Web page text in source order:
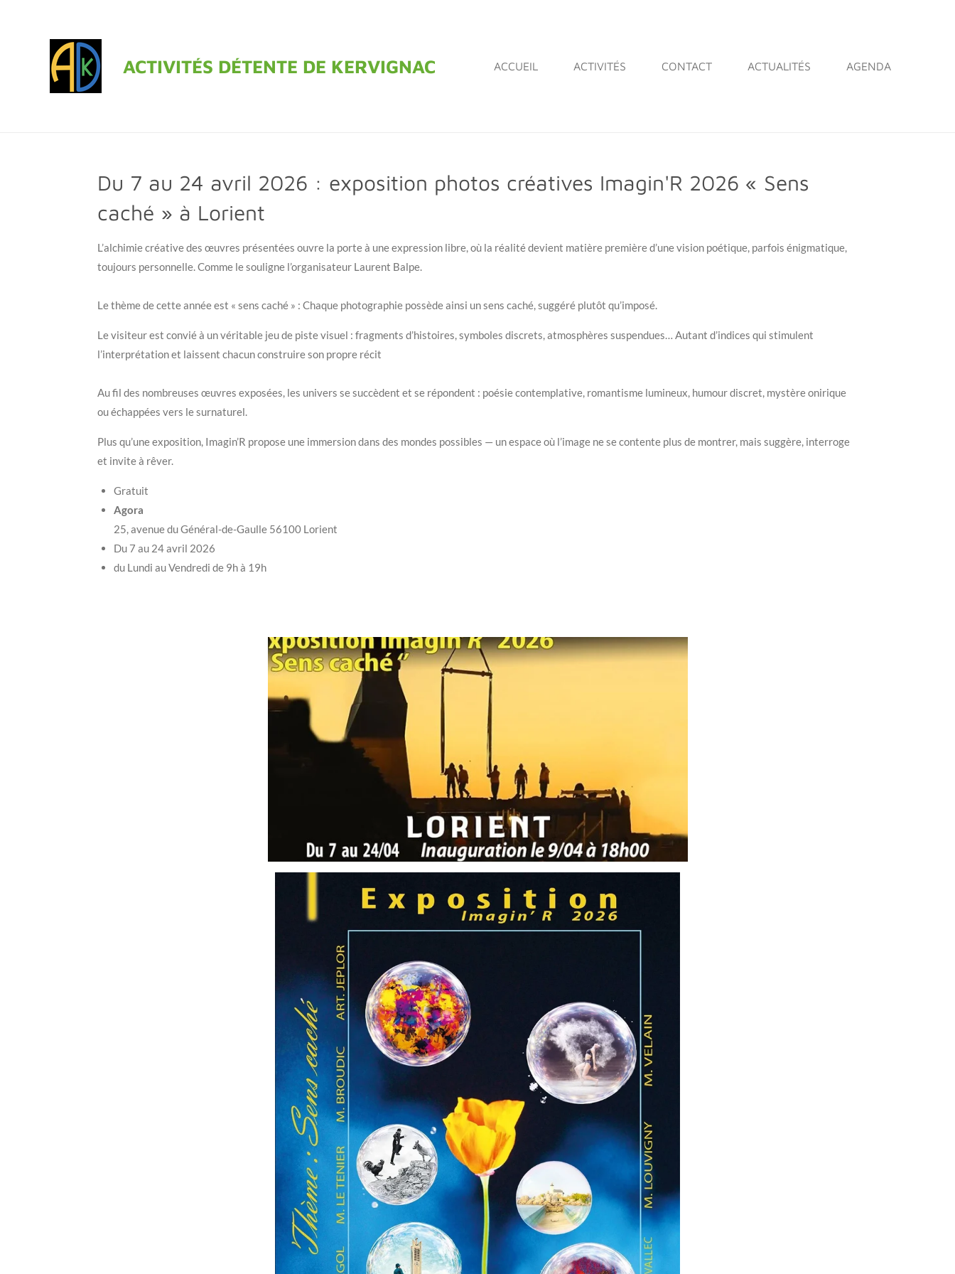
ACTIVITÉS DÉTENTE DE KERVIGNAC ACCUEIL ACTIVITÉS CONTACT ACTUALITÉS AGENDA
Du 7 au 24 avril 2026 : exposition photos créatives Imagin'R 2026 « Sens
caché » à Lorient
L’alchimie créative des œuvres présentées ouvre la porte à une expression libre, où la réalité devient matière première d’une vision poétique, parfois énigmatique,
toujours personnelle. Comme le souligne l’organisateur Laurent Balpe.
Le thème de cette année est « sens caché » : Chaque photographie possède ainsi un sens caché, suggéré plutôt qu’imposé.
Le visiteur est convié à un véritable jeu de piste visuel : fragments d’histoires, symboles discrets, atmosphères suspendues… Autant d’indices qui stimulent
l’interprétation et laissent chacun construire son propre récit
Au fil des nombreuses œuvres exposées, les univers se succèdent et se répondent : poésie contemplative, romantisme lumineux, humour discret, mystère onirique
ou échappées vers le surnaturel.
Plus qu’une exposition, Imagin’R propose une immersion dans des mondes possibles — un espace où l’image ne se contente plus de montrer, mais suggère, interroge
et invite à rêver.
Gratuit
Agora
25, avenue du Général-de-Gaulle 56100 Lorient
Du 7 au 24 avril 2026
du Lundi au Vendredi de 9h à 19h